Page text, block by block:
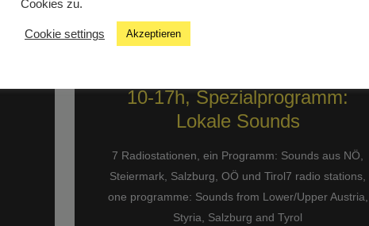
10-17h, Spezialprogramm:
Lokale Sounds
7 Radiostationen, ein Programm: Sounds aus NÖ,
Steiermark, Salzburg, OÖ und Tirol7 radio stations,
one programme: Sounds from Lower/Upper Austria,
Styria, Salzburg and Tyrol
Cookies zu.
Cookie settings Akzeptieren